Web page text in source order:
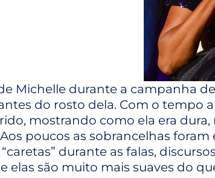
Michelle durante a campanha
do rosto dela. Com o tempo
mostrando como ela era
poucos as sobrancelhas
durante as falas,
elas são muito mais suaves do